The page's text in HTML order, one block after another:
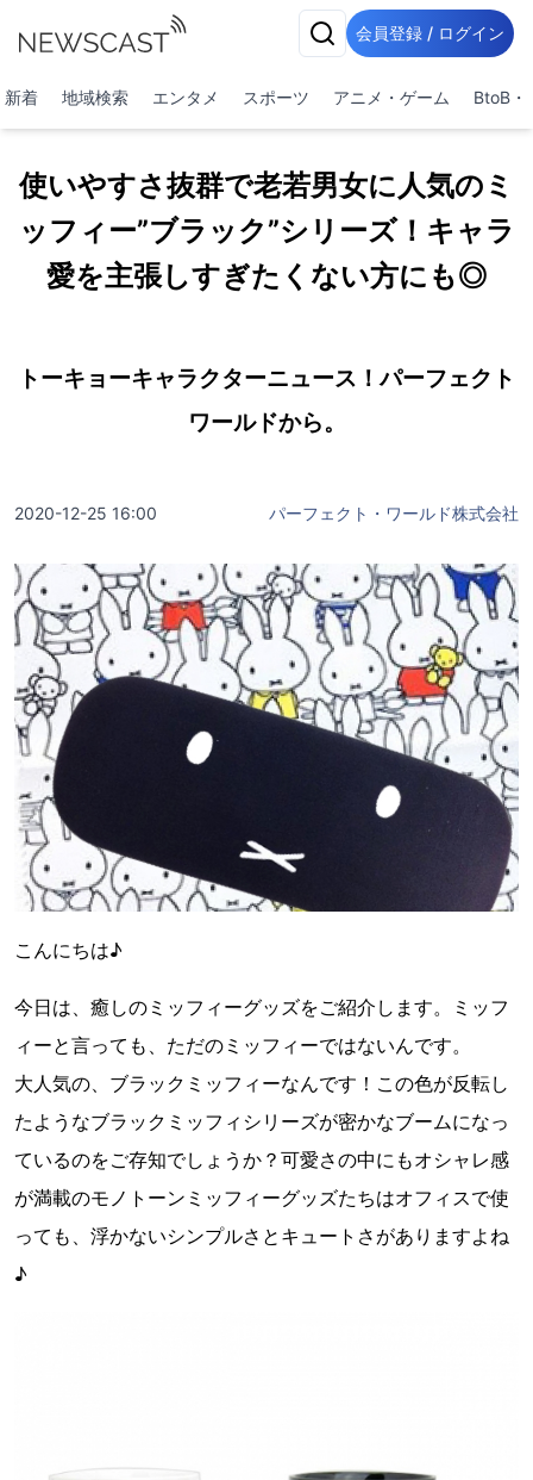
会員登録 / ログイン
新着 地域検索 エンタメ スポーツ アニメ・ゲーム BtoB・
使いやすさ抜群で老若男女に人気のミ
ッフィー”ブラック”シリーズ！キャラ
愛を主張しすぎたくない方にも◎
トーキョーキャラクターニュース！パーフェクト
ワールドから。
2020-12-25 16:00 パーフェクト・ワールド株式会社
こんにちは♪
今日は、癒しのミッフィーグッズをご紹介します。ミッフ
ィーと言っても、ただのミッフィーではないんです。
大人気の、ブラックミッフィーなんです！この色が反転し
たようなブラックミッフィシリーズが密かなブームになっ
ているのをご存知でしょうか？可愛さの中にもオシャレ感
が満載のモノトーンミッフィーグッズたちはオフィスで使
っても、浮かないシンプルさとキュートさがありますよね
♪